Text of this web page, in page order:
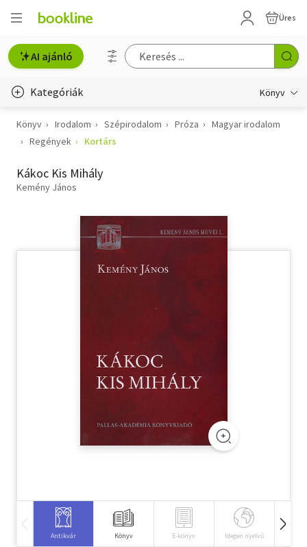
Üres
AI ajánló
Kategóriák Könyv
Életmód, egészség
Gyermek- és ifjúsági
Hobbi, szabadidő
Tankönyv, segédkönyv
Társadalomtudomány
Könyv Irodalom Szépirodalom Próza
Magyar irodalom
Regények
Kortárs
Kákoc Kis Mihály
Kemény János
Antikvár Könyv E-könyv Idegen nyelvű